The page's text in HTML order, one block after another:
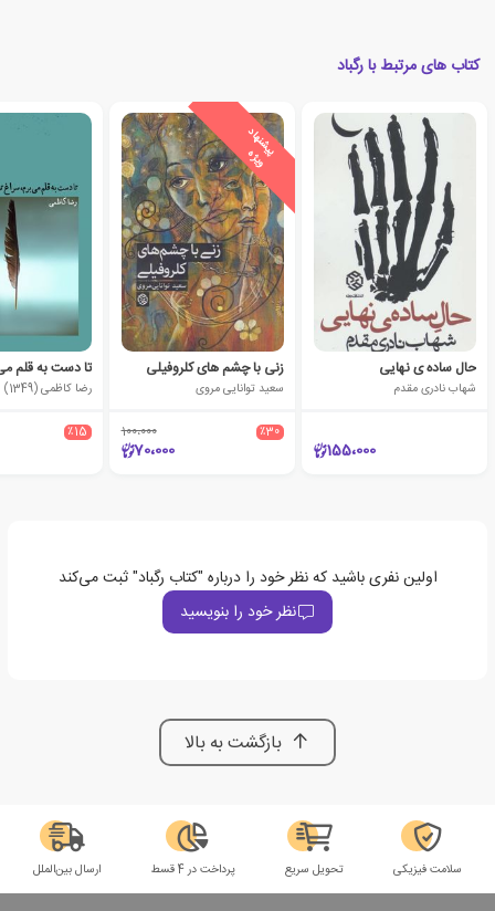
کتاب های مرتبط با رگباد
حال ساده ی نهایی
شهاب نادری مقدم
155،000
پ
ی
ش
ن
ه
ا
د
و
ی
ژ
ه
زنی با چشم های کلروفیلی
سعید توانایی مروی
٪30 100،000
70،000
رضا کاظمی (1349)
٪15
اولین نفری باشید که نظر خود را درباره "کتاب رگباد" ثبت می‌کند
نظر خود را بنویسید
بازگشت به بالا
سلامت فیزیکی تحویل سریع پرداخت در 4 قسط ارسال بین‌الملل